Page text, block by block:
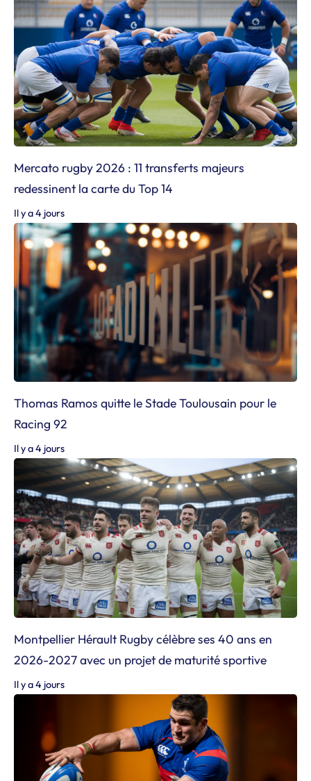
Mercato rugby 2026 : 11 transferts majeurs
redessinent la carte du Top 14
Il y a 4 jours
Thomas Ramos quitte le Stade Toulousain pour le
Racing 92
Il y a 4 jours
Montpellier Hérault Rugby célèbre ses 40 ans en
2026-2027 avec un projet de maturité sportive
Il y a 4 jours